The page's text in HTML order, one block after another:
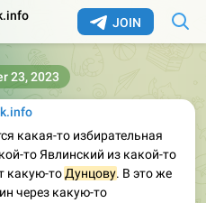
JOIN
какая-то избирательная
то Явлинский из какой-то
какую-то Дунцову. В это же
через какую-то
23, 2023